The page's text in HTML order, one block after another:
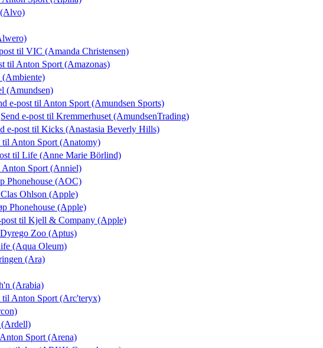
til VIC (Amanda Christensen)
til Anton Sport (Amazonas)
(Ambiente)
(Amundsen)
e-post til Anton Sport (Amundsen Sports)
Send e-post til Kremmerhuset (AmundsenTrading)
e-post til Kicks (Anastasia Beverly Hills)
til Anton Sport (Anatomy)
til Life (Anne Marie Börlind)
Anton Sport (Anniel)
Phonehouse (AOC)
Ohlson (Apple)
Phonehouse (Apple)
til Kjell & Company (Apple)
Zoo (Aptus)
(Aqua Oleum)
(Ara)
(Arabia)
til Anton Sport (Arc'teryx)
Sport (Arena)